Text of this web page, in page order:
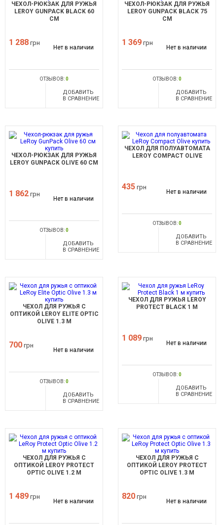
ЧЕХОЛ-РЮКЗАК ДЛЯ РУЖЬЯ
LEROY GUNPACK BLACK 60
СМ
1 288 грн
Нет в наличии
ОТЗЫВОВ:0
ДОБАВИТЬ
В СРАВНЕНИЕ
ЧЕХОЛ-РЮКЗАК ДЛЯ РУЖЬЯ
LEROY GUNPACK BLACK 75
СМ
1 369 грн
Нет в наличии
ОТЗЫВОВ:0
ДОБАВИТЬ
В СРАВНЕНИЕ
ЧЕХОЛ-РЮКЗАК ДЛЯ РУЖЬЯ
LEROY GUNPACK OLIVE 60 СМ
1 862 грн
Нет в наличии
ОТЗЫВОВ:0
ДОБАВИТЬ
В СРАВНЕНИЕ
ЧЕХОЛ ДЛЯ ПОЛУАВТОМАТА
LEROY COMPACT OLIVE
435 грн
Нет в наличии
ОТЗЫВОВ:0
ДОБАВИТЬ
В СРАВНЕНИЕ
ЧЕХОЛ ДЛЯ РУЖЬЯ С
ОПТИКОЙ LEROY ELITE OPTIC
OLIVE 1.3 М
700 грн
Нет в наличии
ОТЗЫВОВ:0
ДОБАВИТЬ
В СРАВНЕНИЕ
ЧЕХОЛ ДЛЯ РУЖЬЯ LEROY
PROTECT BLACK 1 М
1 089 грн
Нет в наличии
ОТЗЫВОВ:0
ДОБАВИТЬ
В СРАВНЕНИЕ
ЧЕХОЛ ДЛЯ РУЖЬЯ С
ОПТИКОЙ LEROY PROTECT
OPTIC OLIVE 1.2 М
1 489 грн
Нет в наличии
ЧЕХОЛ ДЛЯ РУЖЬЯ С
ОПТИКОЙ LEROY PROTECT
OPTIC OLIVE 1.3 М
820 грн
Нет в наличии